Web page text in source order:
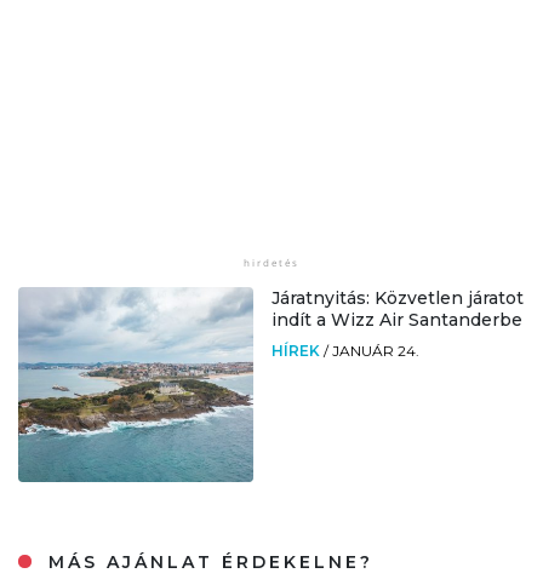
Járatnyitás: Közvetlen járatot
indít a Wizz Air Santanderbe
HÍREK /JANUÁR 24.
MÁS AJÁNLAT ÉRDEKELNE?